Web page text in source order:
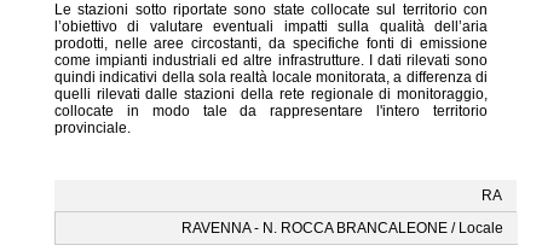
Le stazioni sotto riportate sono state collocate sul territorio con
l’obiettivo di valutare eventuali impatti sulla qualità dell’aria
prodotti, nelle aree circostanti, da specifiche fonti di emissione
come impianti industriali ed altre infrastrutture. I dati rilevati sono
quindi indicativi della sola realtà locale monitorata, a differenza di
quelli rilevati dalle stazioni della rete regionale di monitoraggio,
collocate in modo tale da rappresentare l'intero territorio
provinciale.
RA
RAVENNA - N. ROCCA BRANCALEONE / Locale